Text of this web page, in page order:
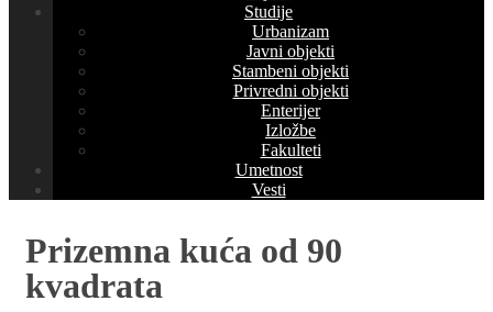
Studije
Urbanizam
Javni objekti
Stambeni objekti
Privredni objekti
Enterijer
Izložbe
Fakulteti
Umetnost
Vesti
Prizemna kuća od 90
kvadrata